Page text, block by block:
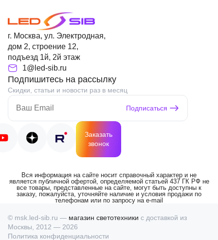
г. Москва, ул. Электродная,
дом 2, строение 12,
подъезд 1й, 2й этаж
1@led-sib.ru
Подпишитесь на рассылку
Скидки, статьи и новости раз в месяц
Подписаться
Заказать
звонок
Вся информация на сайте носит справочный характер и не
является публичной офертой, определяемой статьей 437 ГК РФ не
все товары, представленные на сайте, могут быть доступны к
заказу, пожалуйста, уточняйте наличие и условия продажи по
телефонам или по запросу на e-mail
© msk.led-sib.ru — магазин светотехники с доставкой из
Москвы, 2012 — 2026
Политика конфиденциальности